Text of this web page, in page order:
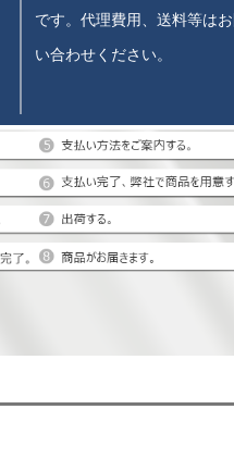
です。代理費用、送料等はお
い合わせください。